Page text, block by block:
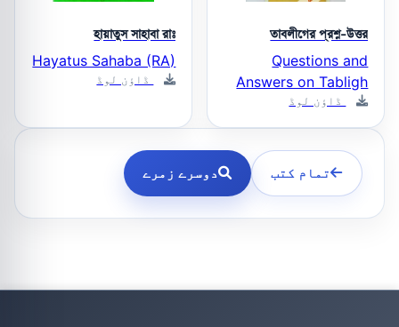
তাবলীগের প্রশ্ন-উত্তর
Questions and
Answers on Tabligh
ڈاؤن لوڈ
হায়াতুস সাহাবা রাঃ
Hayatus Sahaba (RA)
ڈاؤن لوڈ
تمام کتب دوسرے زمرے